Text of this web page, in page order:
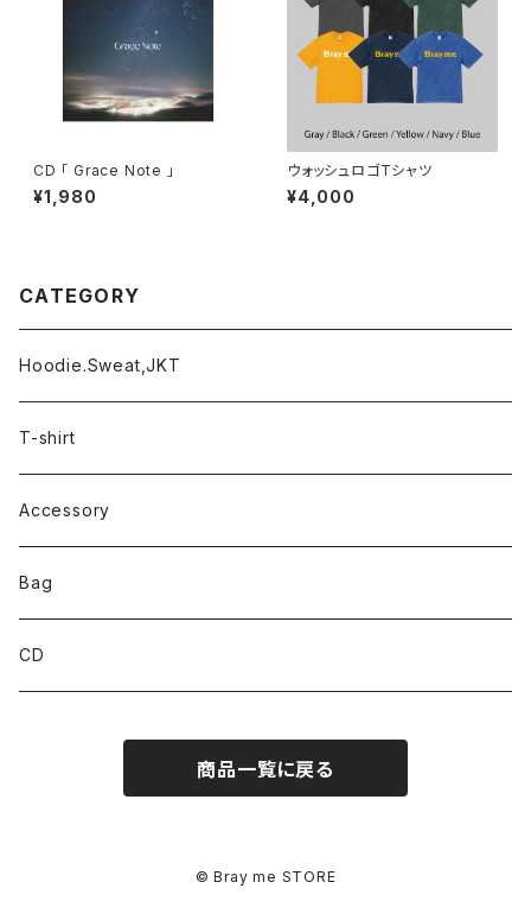
CD 「 Grace Note 」
¥1,980
ウォッシュロゴTシャツ
¥4,000
CATEGORY
Hoodie.Sweat,JKT
T-shirt
Accessory
Bag
CD
商品一覧に戻る
© Bray me STORE